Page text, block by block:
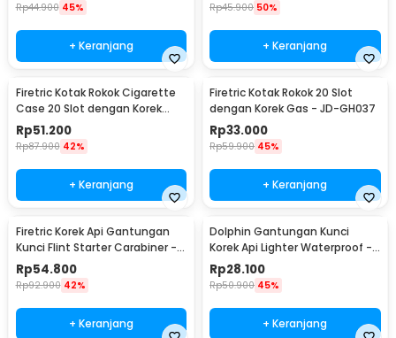
Rp44.900 45%
+ Keranjang
Rp45.900 50%
+ Keranjang
Firetric Kotak Rokok Cigarette
Case 20 Slot dengan Korek
Elektrik - JD-YH073
Rp51.200
Rp87.900 42%
+ Keranjang
Firetric Kotak Rokok 20 Slot
dengan Korek Gas - JD-GH037
Rp33.000
Rp59.900 45%
+ Keranjang
Firetric Korek Api Gantungan
Kunci Flint Starter Carabiner -
BCK2-666
Rp54.800
Rp92.900 42%
+ Keranjang
Dolphin Gantungan Kunci
Korek Api Lighter Waterproof -
1989
Rp28.100
Rp50.900 45%
+ Keranjang